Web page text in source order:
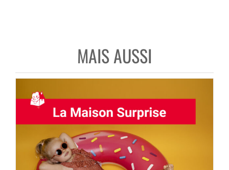
MAIS AUSSI
La Maison Surprise de Soralia